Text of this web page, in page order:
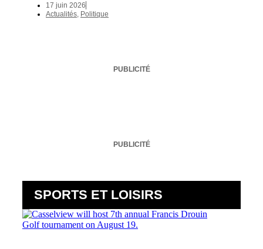
17 juin 2026
Actualités Politique
PUBLICITÉ
PUBLICITÉ
SPORTS ET LOISIRS